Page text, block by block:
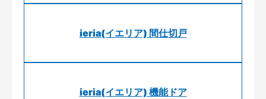
ieria(イエリア) 間仕切戸
ieria(イエリア) 機能ドア